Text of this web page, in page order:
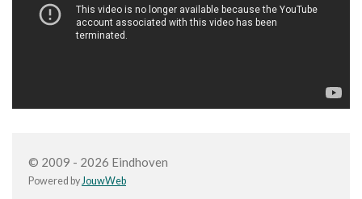
© 2009 - 2026 Eindhoven
Powered byJouwWeb